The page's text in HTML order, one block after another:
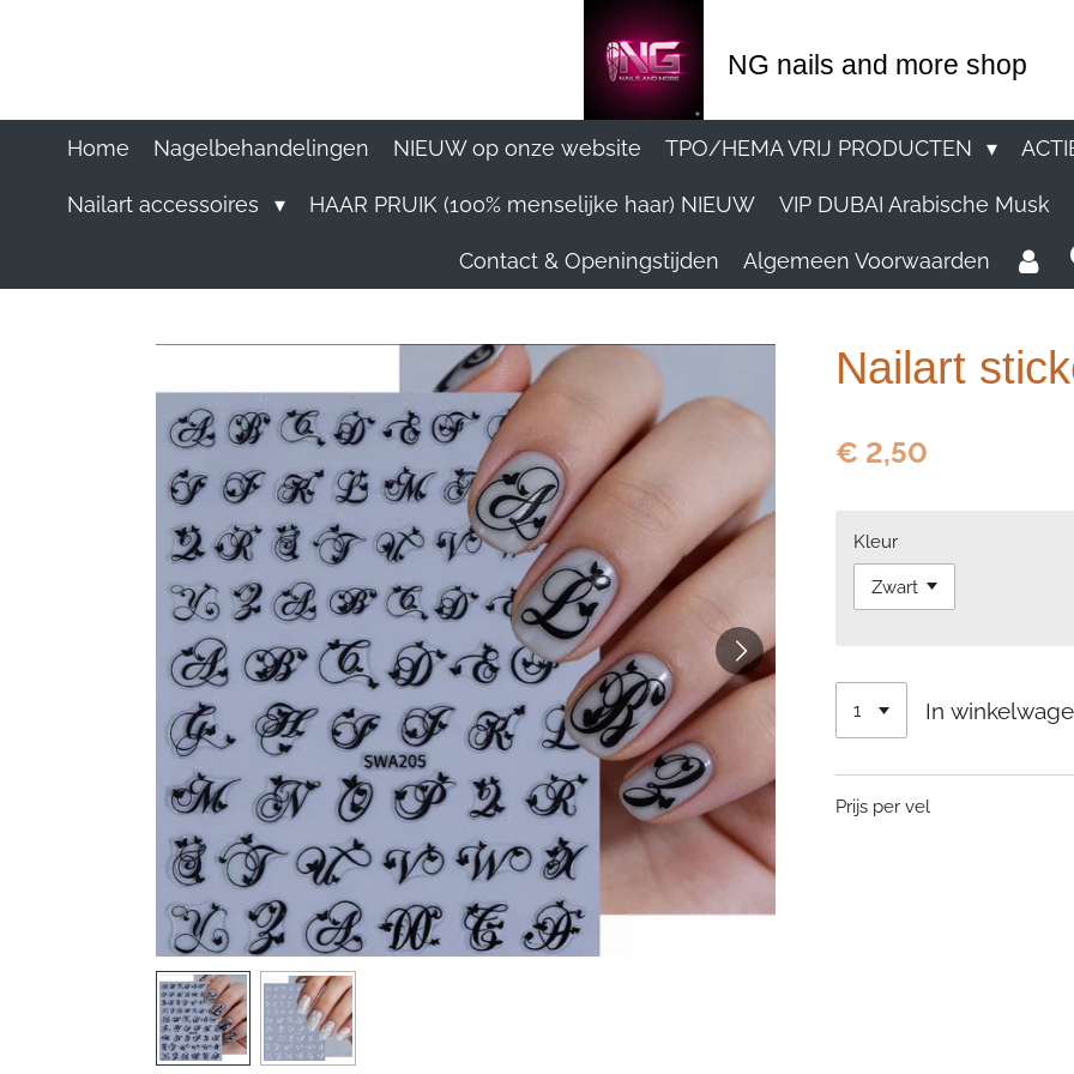
NG nails and more shop
Home Nagelbehandelingen NIEUW op onze website TPO/HEMA VRIJ PRODUCTEN
Nailart accessoires HAAR PRUIK (100% menselijke haar) NIEUW VIP DUBAI Arabische Musk
Contact & Openingstijden Algemeen Voorwaarden
Nailart
€ 2,50
Kleur
In
Prijs per vel